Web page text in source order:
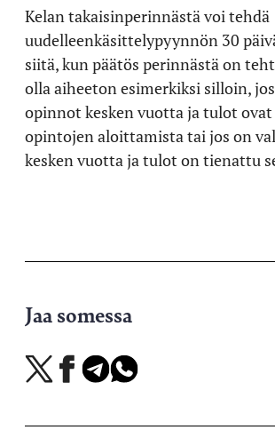
Kelan takaisinperinnästä voi tehdä
uudelleenkäsittelypyynnön 30
siitä, kun päätös perinnästä on
olla aiheeton esimerkiksi silloin,
opinnot kesken vuotta ja tulot
opintojen aloittamista tai jos on
kesken vuotta ja tulot on tienattu
Jaa somessa
Jaa
X-
Jaa
Facebookissa
Jaa
Telegramissa
Jaa
WhatsAppissa